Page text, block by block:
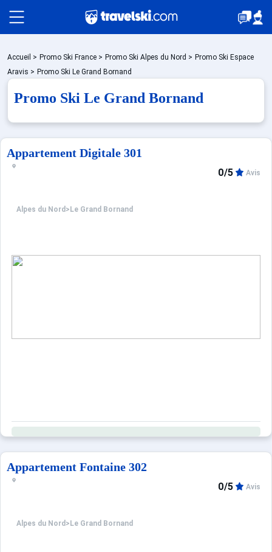
Packages
Stations
Accueil > Promo Ski France > Promo Ski Alpes du Nord > Promo Ski Espace
Aravis > Promo Ski Le Grand Bornand
Promo Ski Le Grand Bornand
Appartement Digitale 301
Alpes du Nord > Le Grand Bornand
0/5 Avis
Appartement Fontaine 302
Alpes du Nord > Le Grand Bornand
0/5 Avis